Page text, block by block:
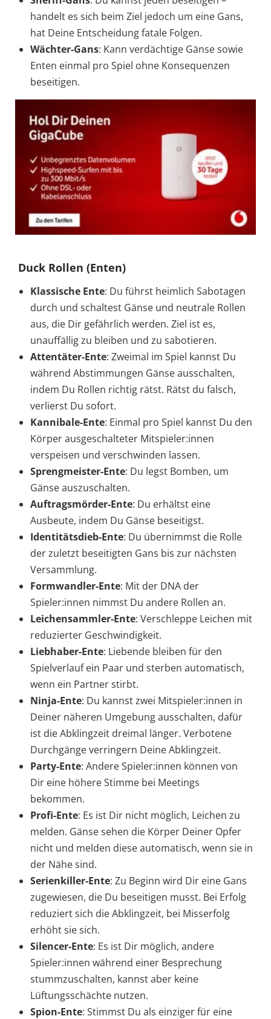
handelt es sich beim Ziel jedoch um eine Gans,
hat Deine Entscheidung fatale Folgen.
Wächter-Gans: Kann verdächtige Gänse sowie
Enten einmal pro Spiel ohne Konsequenzen
beseitigen.
Duck Rollen (Enten)
Klassische Ente: Du führst heimlich Sabotagen
durch und schaltest Gänse und neutrale Rollen
aus, die Dir gefährlich werden. Ziel ist es,
unauffällig zu bleiben und zu sabotieren.
Attentäter-Ente: Zweimal im Spiel kannst Du
während Abstimmungen Gänse ausschalten,
indem Du Rollen richtig rätst. Rätst du falsch,
verlierst Du sofort.
Kannibale-Ente: Einmal pro Spiel kannst Du den
Körper ausgeschalteter Mitspieler:innen
verspeisen und verschwinden lassen.
Sprengmeister-Ente: Du legst Bomben, um
Gänse auszuschalten.
Auftragsmörder-Ente: Du erhältst eine
Ausbeute, indem Du Gänse beseitigst.
Identitätsdieb-Ente: Du übernimmst die Rolle
der zuletzt beseitigten Gans bis zur nächsten
Versammlung.
Formwandler-Ente: Mit der DNA der
Spieler:innen nimmst Du andere Rollen an.
Leichensammler-Ente: Verschleppe Leichen mit
reduzierter Geschwindigkeit.
Liebhaber-Ente: Liebende bleiben für den
Spielverlauf ein Paar und sterben automatisch,
wenn ein Partner stirbt.
Ninja-Ente: Du kannst zwei Mitspieler:innen in
Deiner näheren Umgebung ausschalten, dafür
ist die Abklingzeit dreimal länger. Verbotene
Durchgänge verringern Deine Abklingzeit.
Party-Ente: Andere Spieler:innen können von
Dir eine höhere Stimme bei Meetings
bekommen.
Profi-Ente: Es ist Dir nicht möglich, Leichen zu
melden. Gänse sehen die Körper Deiner Opfer
nicht und melden diese automatisch, wenn sie in
der Nähe sind.
Serienkiller-Ente: Zu Beginn wird Dir eine Gans
zugewiesen, die Du beseitigen musst. Bei Erfolg
reduziert sich die Abklingzeit, bei Misserfolg
erhöht sie sich.
Silencer-Ente: Es ist Dir möglich, andere
Spieler:innen während einer Besprechung
stummzuschalten, kannst aber keine
Lüftungsschächte nutzen.
Spion-Ente: Stimmst Du als einziger für eine